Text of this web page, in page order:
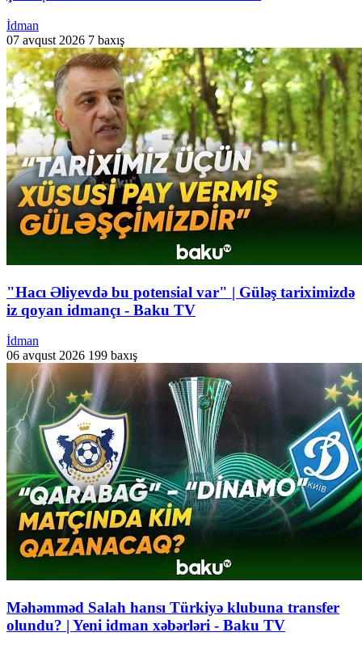
İdman
07 avqust 2026 7 baxış
"Hacı Əliyevdə bu potensial var" | Güləş tariximizdə
iz qoyan idmançı - Baku TV
İdman
06 avqust 2026 199 baxış
Məhəmməd Salah hansı Türkiyə klubuna transfer
olundu? | Yeni idman xəbərləri - Baku TV